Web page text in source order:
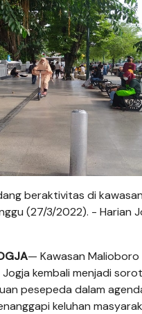
beraktivitas di kawasan
(27/3/2022). - Harian
— Kawasan Malioboro
kembali menjadi
pesepeda dalam
keluhan